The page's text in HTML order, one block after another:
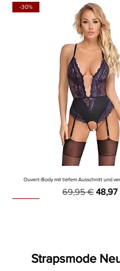
-30%
Ouvert-Body mit tiefem Ausschnitt und
Standardpreis
69,95 € Sale-
48,97
Strapsmode